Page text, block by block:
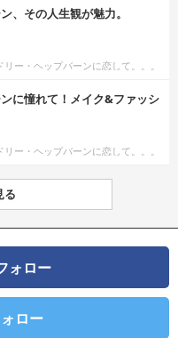
、その人生観が魅力。
リー・ヘップバーンに恋して。。。
に憧れて！メイク&ファッシ
リー・ヘップバーンに恋して。。。
る
ォロー
ロー